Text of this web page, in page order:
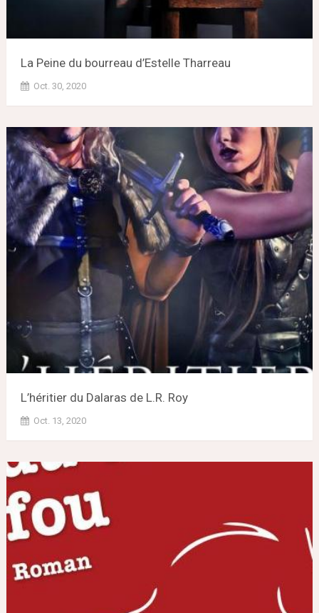
La Peine du bourreau d’Estelle Tharreau
Oct. 30, 2020
L’héritier du Dalaras de L.R. Roy
Oct. 13, 2020